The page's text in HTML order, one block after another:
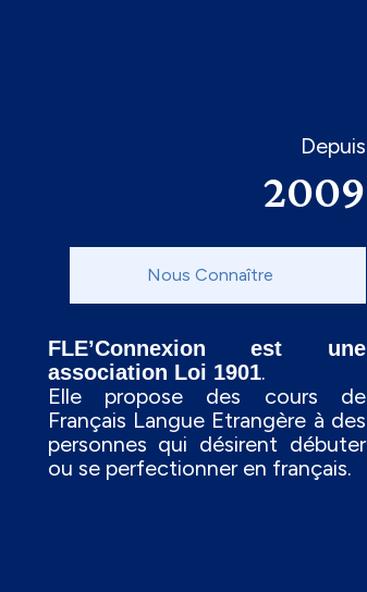
Depuis
2009
Nous Connaître
FLE’Connexion est une
association Loi 1901.
Elle propose des cours de
Français Langue Etrangère à des
personnes qui désirent débuter
ou se perfectionner en français.